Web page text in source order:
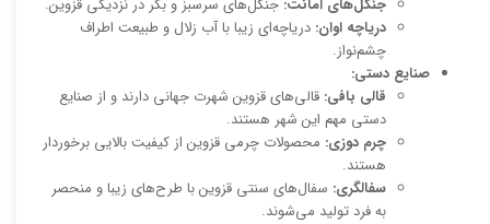
جنگل‌های اُمانت: جنگل‌های سرسبز و بکر در نزدیکی قزوین.
دریاچه اوان: دریاچه‌ای زیبا با آب زلال و طبیعت اطراف
چشم‌نواز.
صنایع دستی:
قالی بافی: قالی‌های قزوین شهرت جهانی دارند و از صنایع
دستی مهم این شهر هستند.
چرم دوزی: محصولات چرمی قزوین از کیفیت بالایی برخوردار
هستند.
سفالگری: سفال‌های سنتی قزوین با طرح‌های زیبا و منحصر
به فرد تولید می‌شوند.